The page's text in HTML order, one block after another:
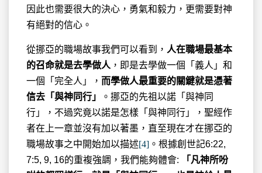
因此也需要很大的決心，勇氣和毅力，更需要對神
有絕對的信心。
從挪亞的職場故事我們可以看到， 人在職場最基本
的召命就是去學做人 ，即是去學做一個「義人」和
一個「完全人」， 而學做人最重要的關鍵就是憑著
信去「與神同行」
。挪亞的先祖以諾「與神同
行」，不過究竟以諾是怎樣「與神同行」，聖經作
者在上一章並沒有加以著墨，直至現在才在挪亞的
職場故事之中開始加以描述[4] 。根據創世記6:22,
7:5, 9, 16的重複強調，我們能夠體會:
「凡神所吩